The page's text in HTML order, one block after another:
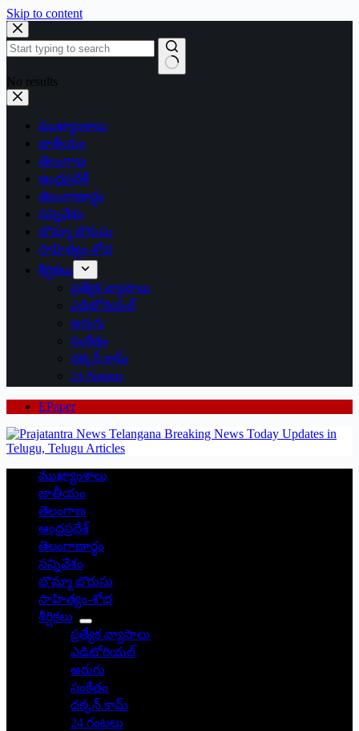
Skip to content
No results
ముఖ్యాంశాలు
జాతీయం
తెలంగాణ
ఆంధ్రప్రదేశ్
తెలంగాణార్థం
సన్నివేశం
బొమ్మా బొరుసు
సాహిత్యం-శోభ
శీర్షికలు
ప్రత్యేక వ్యాసాలు
ఎడిటోరియల్
అరుగు
సంకేతం
దక్కన్.కామ్
24 గంటలు
EPaper
ముఖ్యాంశాలు
జాతీయం
తెలంగాణ
ఆంధ్రప్రదేశ్
తెలంగాణార్థం
సన్నివేశం
బొమ్మా బొరుసు
సాహిత్యం-శోభ
శీర్షికలు
ప్రత్యేక వ్యాసాలు
ఎడిటోరియల్
అరుగు
సంకేతం
దక్కన్.కామ్
24 గంటలు